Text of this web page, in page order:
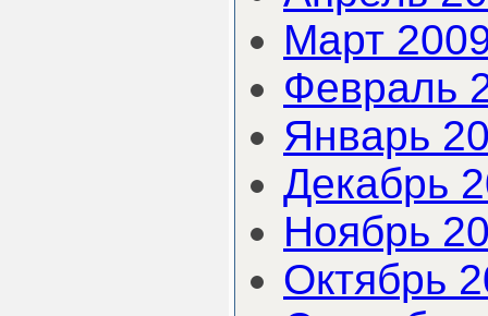
Март
Февраль
Январь
Декабрь
Ноябрь
Октябрь